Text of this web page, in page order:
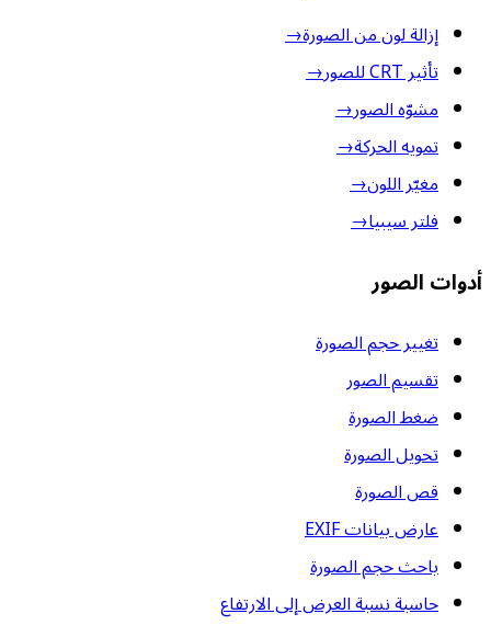
إزالة لون من الصورة→
تأثير CRT للصور
→
مشوّه الصور→
تمويه الحركة→
مغيّر اللون→
فلتر سيبيا→
أدوات الصور
تغيير حجم الصورة
تقسيم الصور
ضغط الصورة
تحويل الصورة
قص الصورة
عارض بيانات EXIF
باحث حجم الصورة
حاسبة نسبة العرض إلى الارتفاع